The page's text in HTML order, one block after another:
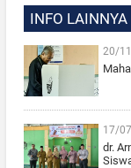
INFO LAINNYA
20/
17/
dr.